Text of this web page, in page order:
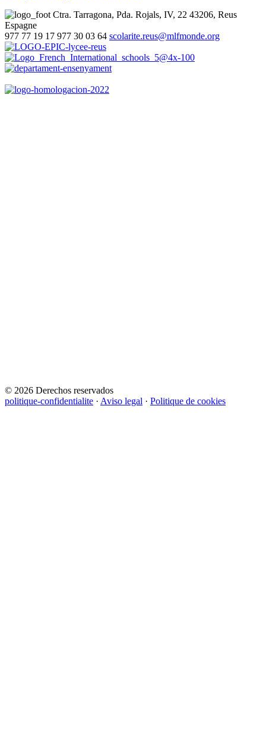
Ctra. Tarragona, Pda. Rojals, IV, 22 43206, Reus
Espagne
977 77 19 17 977 30 03 64 scolarite.reus@mlfmonde.org
© 2026 Derechos reservados
politique-confidentialite · Aviso legal · Politique de cookies